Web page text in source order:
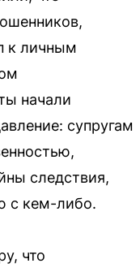
к личным
начали
супругам
следствия,
с кем-либо.
что